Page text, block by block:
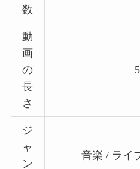
数
動
画
の
長
さ
ジ
ャ
ン
音楽 / ライ